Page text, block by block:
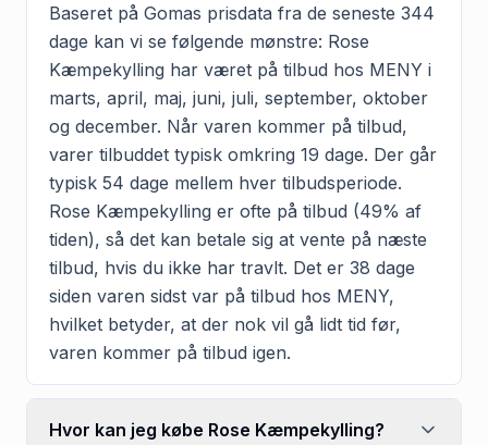
Baseret på Gomas prisdata fra de seneste 344
dage kan vi se følgende mønstre: Rose
Kæmpekylling har været på tilbud hos MENY i
marts, april, maj, juni, juli, september, oktober
og december. Når varen kommer på tilbud,
varer tilbuddet typisk omkring 19 dage. Der går
typisk 54 dage mellem hver tilbudsperiode.
Rose Kæmpekylling er ofte på tilbud (49% af
tiden), så det kan betale sig at vente på næste
tilbud, hvis du ikke har travlt. Det er 38 dage
siden varen sidst var på tilbud hos MENY,
hvilket betyder, at der nok vil gå lidt tid før,
varen kommer på tilbud igen.
Hvor kan jeg købe Rose Kæmpekylling?